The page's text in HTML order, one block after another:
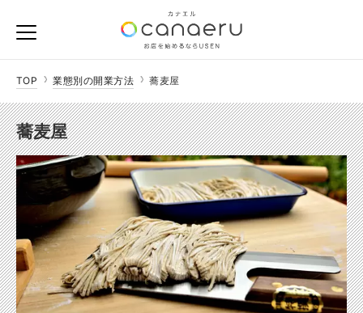
TOP 業態別の開業方法 蕎麦屋
蕎麦屋